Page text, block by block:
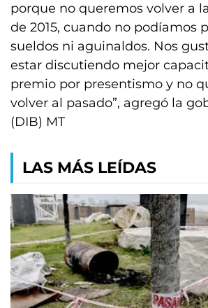
porque no queremos volver a
de 2015, cuando no podíamos
sueldos ni aguinaldos. Nos
estar discutiendo mejor
premio por presentismo y no
volver al pasado”, agregó la
(DIB) MT
LAS MÁS LEÍDAS